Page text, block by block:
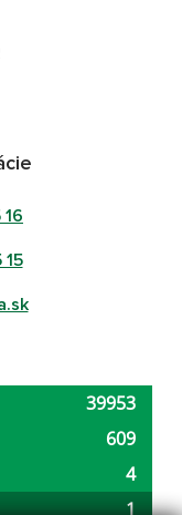
16
15